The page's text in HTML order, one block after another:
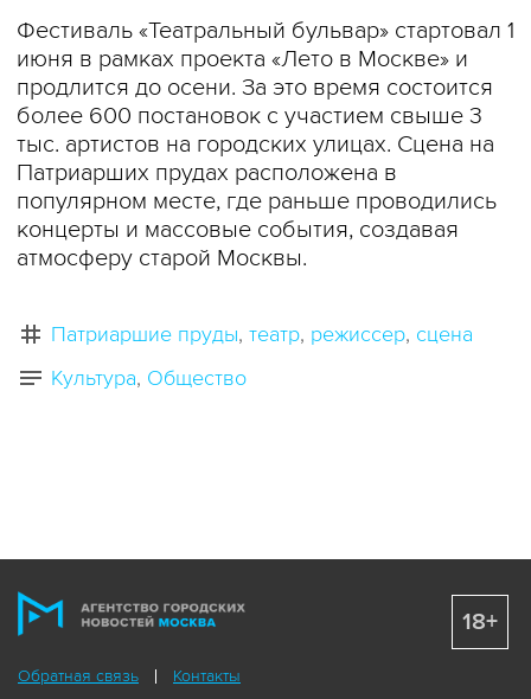
Фестиваль «Театральный бульвар» стартовал 1
июня в рамках проекта «Лето в Москве» и
продлится до осени. За это время состоится
более 600 постановок с участием свыше 3
тыс. артистов на городских улицах. Сцена на
Патриарших прудах расположена в
популярном месте, где раньше проводились
концерты и массовые события, создавая
атмосферу старой Москвы.
Патриаршие пруды театр режиссер сцена
Культура Общество
Обратная связь Контакты
18+